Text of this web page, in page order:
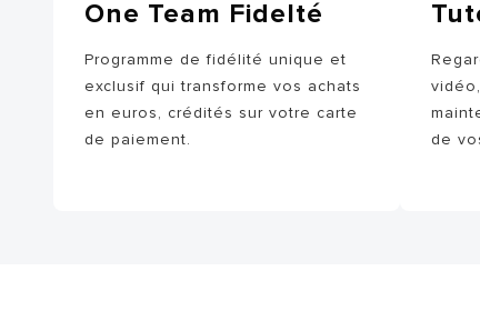
One Team Fidelté
Programme de fidélité unique et
exclusif qui transforme vos achats
en euros, crédités sur votre carte
de paiement.
de